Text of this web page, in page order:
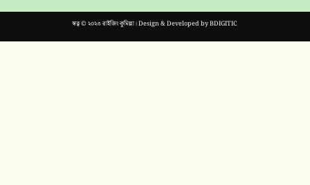
স্বত্ব © ২০২৩ রাইজিং কুমিল্লা। Design & Developed byBDIGITIC